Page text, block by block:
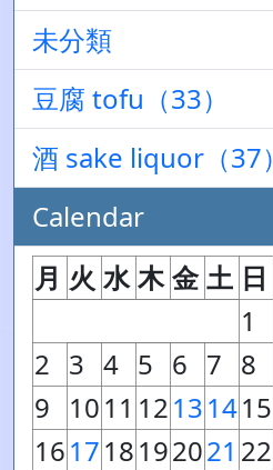
未分類
豆腐 tofu（33）
酒 sake liquor（37）
Calendar
月 火 水 木 金 土 日
1
2 3 4 5 6 7 8
9
1011 12131415
161718192021 22